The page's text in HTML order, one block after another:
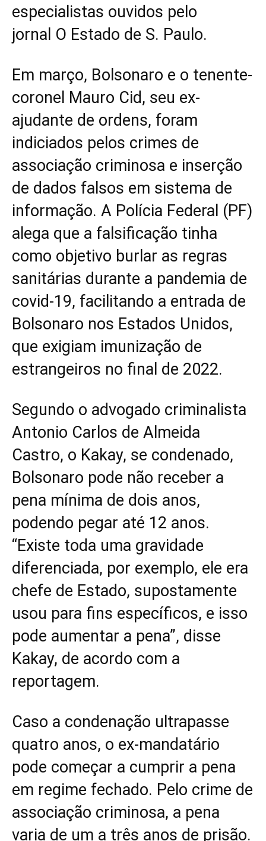
especialistas ouvidos pelo
jornal O Estado de S. Paulo.
Em março, Bolsonaro e o tenente-
coronel Mauro Cid, seu ex-
ajudante de ordens, foram
indiciados pelos crimes de
associação criminosa e inserção
de dados falsos em sistema de
informação. A Polícia Federal (PF)
alega que a falsificação tinha
como objetivo burlar as regras
sanitárias durante a pandemia de
covid-19, facilitando a entrada de
Bolsonaro nos Estados Unidos,
que exigiam imunização de
estrangeiros no final de 2022.
Segundo o advogado criminalista
Antonio Carlos de Almeida
Castro, o Kakay, se condenado,
Bolsonaro pode não receber a
pena mínima de dois anos,
podendo pegar até 12 anos.
“Existe toda uma gravidade
diferenciada, por exemplo, ele era
chefe de Estado, supostamente
usou para fins específicos, e isso
pode aumentar a pena”, disse
Kakay, de acordo com a
reportagem.
Caso a condenação ultrapasse
quatro anos, o ex-mandatário
pode começar a cumprir a pena
em regime fechado. Pelo crime de
associação criminosa, a pena
varia de um a três anos de prisão.